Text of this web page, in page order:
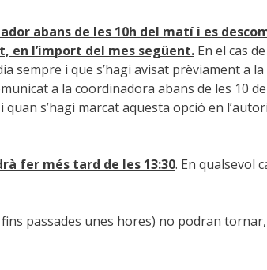
abans de les 10h del matí i es
en l’import del mes següent. En el cas
i que s’hagi avisat prèviament a
a la coordinadora abans de les 10
quan s’hagi marcat aquesta opció en
fer més tard de les 13:30. En qualsevol
passades unes hores) no podran tornar,